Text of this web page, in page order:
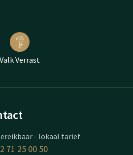
Valk Verrast
- lokaal tarief
71 25 00 50